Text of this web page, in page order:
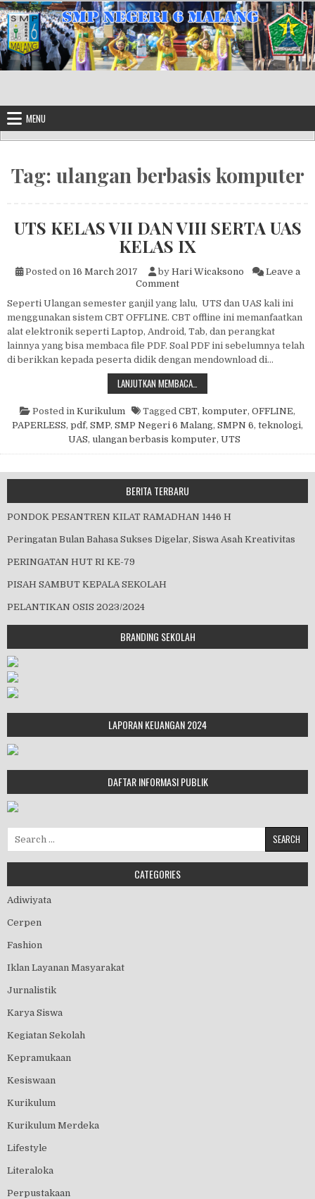
Skip to content
MENU
Tag: ulangan berbasis komputer
UTS KELAS VII DAN VIII SERTA UAS
KELAS IX
Posted on 16 March 2017 by Hari Wicaksono
Leave a
Commenton UTS KELAS VII DAN VIII
Seperti Ulangan semester ganjil yang lalu, UTS dan UAS kali ini
menggunakan sistem CBT OFFLINE. CBT offline ini memanfaatkan
alat elektronik seperti Laptop, Android, Tab, dan perangkat
lainnya yang bisa membaca file PDF. Soal PDF ini sebelumnya telah
di berikkan kepada peserta didik dengan mendownload di…
LANJUTKAN MEMBACA…
Posted in Kurikulum Tagged CBT, komputer, OFFLINE,
PAPERLESS, pdf, SMP, SMP Negeri 6 Malang, SMPN 6, teknologi,
UAS, ulangan berbasis komputer, UTS
BERITA TERBARU
PONDOK PESANTREN KILAT RAMADHAN 1446 H
Peringatan Bulan Bahasa Sukses Digelar, Siswa Asah Kreativitas
PERINGATAN HUT RI KE-79
PISAH SAMBUT KEPALA SEKOLAH
PELANTIKAN OSIS 2023/2024
BRANDING SEKOLAH
LAPORAN KEUANGAN 2024
DAFTAR INFORMASI PUBLIK
CATEGORIES
Adiwiyata
Cerpen
Fashion
Iklan Layanan Masyarakat
Jurnalistik
Karya Siswa
Kegiatan Sekolah
Kepramukaan
Kesiswaan
Kurikulum
Kurikulum Merdeka
Lifestyle
Literaloka
Perpustakaan